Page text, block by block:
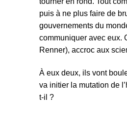
puis à ne plus faire de
gouvernements du
communiquer avec eux.
Renner), accroc aux
À eux deux, ils vont
va initier la mutation de
t-il ?